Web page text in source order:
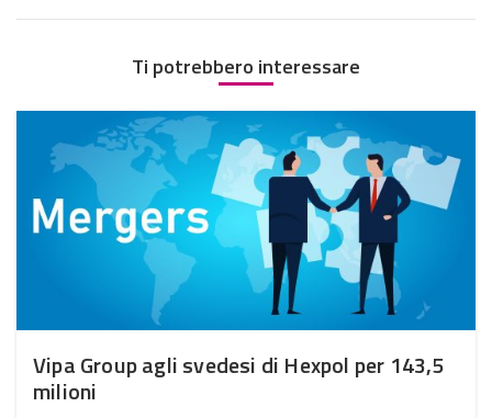
Ti potrebbero interessare
Vipa Group agli svedesi di Hexpol per 143,5
milioni